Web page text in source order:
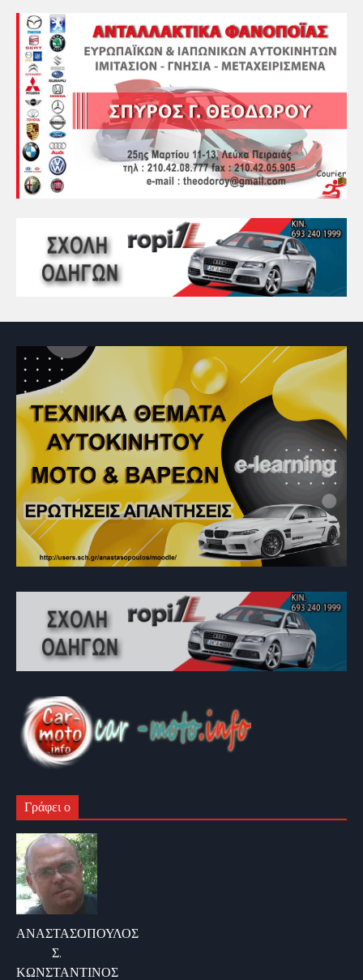
Γράφει ο
ΑΝΑΣΤΑΣΟΠΟΥΛΟΣ
Σ.
ΚΩΝΣΤΑΝΤΙΝΟΣ